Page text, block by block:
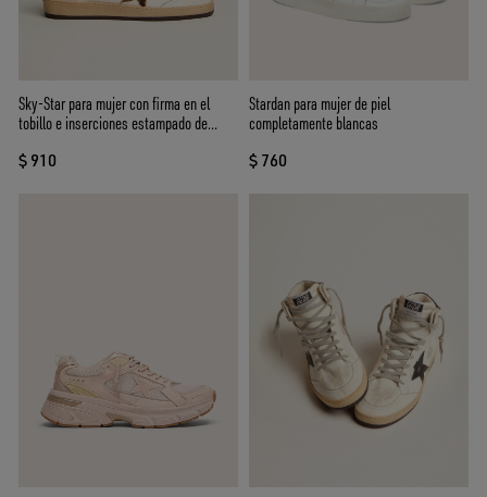
Sky-Star para mujer con firma en el
tobillo e inserciones estampado de
$ 910
Stardan para mujer de piel
completamente blancas
$ 760